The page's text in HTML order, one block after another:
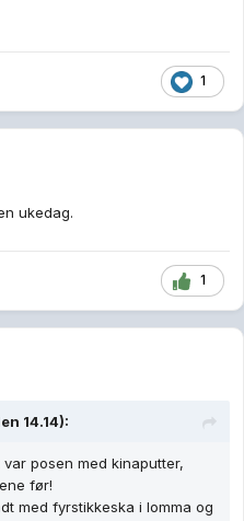
1
ukedag.
1
14.14):
posen med kinaputter,
før!
med fyrstikkeska i lomma og